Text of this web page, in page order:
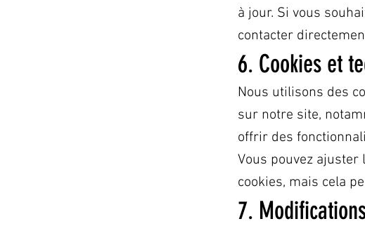
à jour. Si vous
contacter
6. Cookies et
Nous utilisons des
sur notre site,
offrir des
Vous pouvez
cookies, mais cela
7.